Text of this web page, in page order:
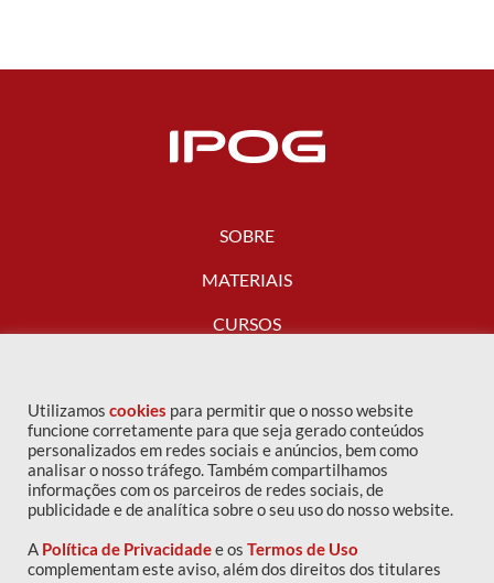
SOBRE
MATERIAIS
CURSOS
FALE CONOSCO
Utilizamos cookies para permitir que o nosso website
funcione corretamente para que seja gerado conteúdos
personalizados em redes sociais e anúncios, bem como
analisar o nosso tráfego. Também compartilhamos
informações com os parceiros de redes sociais, de
publicidade e de analítica sobre o seu uso do nosso website.
A Política de Privacidadee os Termos de Uso
complementam este aviso, além dos direitos dos titulares